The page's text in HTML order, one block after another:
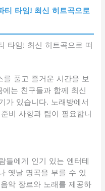
티 타임! 최신 히트곡으로
타임! 최신 히트곡으로 떠
를 풀고 즐거운 시간을 보
는 친구들과 함께 최신
가 있습니다. 노래방에서
비 사항과 팁이 필요합니
들에게 인기 있는 엔터테
옛날 명곡을 부를 수 있
악 장르와 노래를 제공하